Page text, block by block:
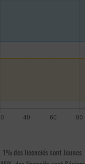
1% des licenciés sont Jeunes